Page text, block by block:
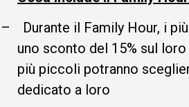
–
Durante il Family Hour, i
uno sconto del 15% sul
più piccoli potranno
dedicato a loro